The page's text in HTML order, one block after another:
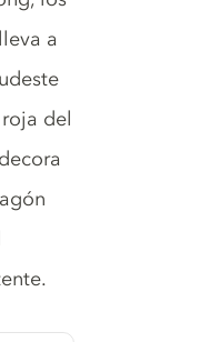
a
del